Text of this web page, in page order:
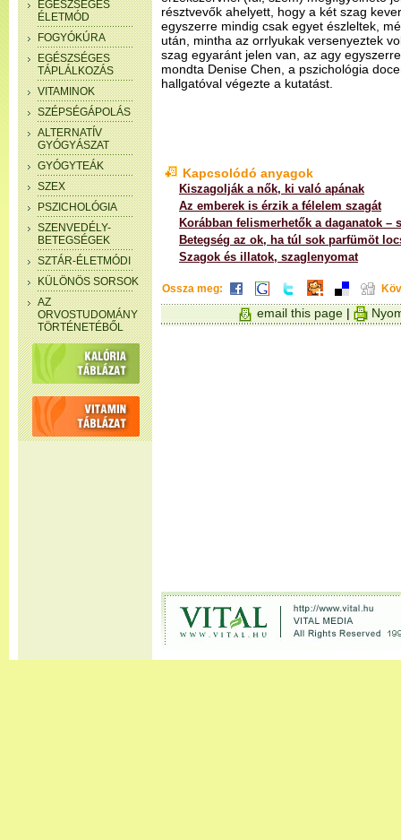
EGÉSZSÉGES
ÉLETMÓD
FOGYÓKÚRA
EGÉSZSÉGES
TÁPLÁLKOZÁS
VITAMINOK
SZÉPSÉGÁPOLÁS
ALTERNATÍV
GYÓGYÁSZAT
GYÓGYTEÁK
SZEX
PSZICHOLÓGIA
SZENVEDÉLY-
BETEGSÉGEK
SZTÁR-ÉLETMÓDI
KÜLÖNÖS SORSOK
AZ
ORVOSTUDOMÁNY
TÖRTÉNETÉBŐL
résztvevők ahelyett, hogy a két szag
egyszerre mindig csak egyet észleltek,
után, mintha az orrlyukak versenyeztek
szag egyaránt jelen van, az agy
mondta Denise Chen, a pszichológia
hallgatóval végezte a kutatást.
Kapcsolódó anyagok
Kiszagolják a nők, ki való apának
Az emberek is érzik a félelem szagát
Korábban felismerhetők a daganatok –
Betegség az ok, ha túl sok parfümöt
Szagok és illatok, szaglenyomat
Ossza meg:
email this page |